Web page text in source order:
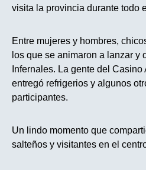
visita la provincia durante todo
Entre mujeres y hombres,
los que se animaron a lanzar y
Infernales. La gente del
entregó refrigerios y algunos
participantes.
Un lindo momento que
salteños y visitantes en el